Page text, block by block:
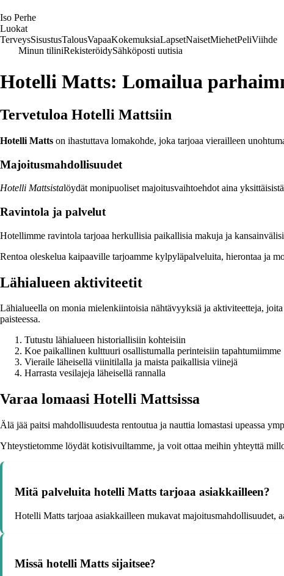
Iso Perhe
Luokat
TerveysSisustusTalousVapaaKokemuksiaLapsetNaisetMiehetPeliViihde
Minun tiliniRekisteröidySähköposti uutisia
Hotelli Matts: Lomailua
Tervetuloa Hotelli Mattsiin
Hotelli Matts on ihastuttava lomakohde, joka tarjoaa vierailleen
Majoitusmahdollisuudet
Hotelli Mattsistalöydät monipuoliset majoitusvaihtoehdot aina
Ravintola ja palvelut
Hotellimme ravintola tarjoaa herkullisia paikallisia makuja ja
Rentoa oleskelua kaipaaville tarjoamme kylpyläpalveluita, hierontaa ja
Lähialueen aktiviteetit
Lähialueella on monia mielenkiintoisia nähtävyyksiä ja aktiviteetteja,
paisteessa.
Tutustu lähialueen historiallisiin kohteisiin
Koe paikallinen kulttuuri osallistumalla perinteisiin tapahtumiimme
Vieraile läheisellä viinitilalla ja maista paikallisia viinejä
Harrasta vesilajeja läheisellä rannalla
Varaa lomaasi Hotelli Mattsissa
Älä jää paitsi mahdollisuudesta rentoutua ja nauttia lomastasi upeassa
Yhteystietomme löydät kotisivuiltamme, ja voit ottaa meihin yhteyttä
Mitä palveluita hotelli Matts tarjoaa asiakkailleen?
Hotelli Matts tarjoaa asiakkailleen mukavat majoitusmahdollisuudet,
Missä hotelli Matts sijaitsee?